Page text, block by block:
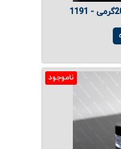
ناموجود